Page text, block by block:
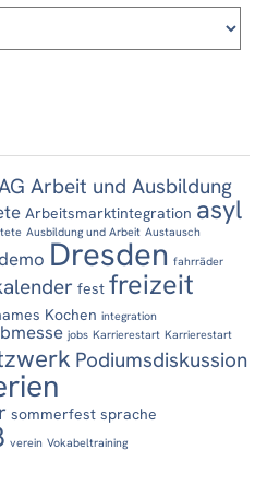
Arbeit und Ausbildung
Arbeitsmarktintegration asyl
Ausbildung und Arbeit Austausch
Dresden fahrräder
fest freizeit
Kochen integration
jobs Karrierestart Karrierestart
Podiumsdiskussion
sommerfest sprache
verein Vokabeltraining